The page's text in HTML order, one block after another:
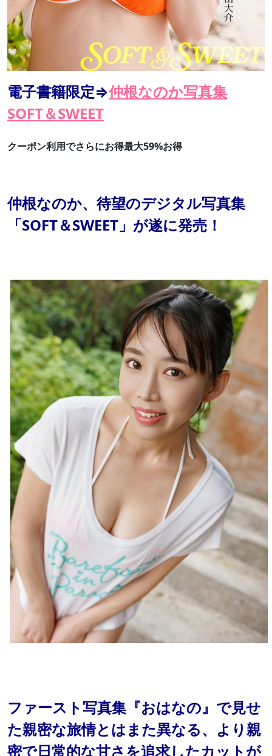
電子書籍限定⇒仲根なのか写真集
SOFT＆SWEET
クーポン利用でさらにお得最大59%お得
仲根なのか、待望のデジタル写真集
「SOFT＆SWEET」が遂に発売！
ファースト写真集『おはなの』で見せ
た親密な旅情とはまた異なる、より親
密で日常的な甘さを追求したカットが